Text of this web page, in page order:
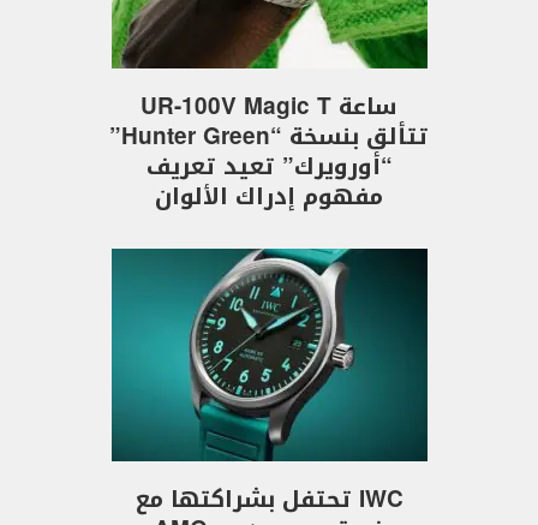
ساعة UR-100V Magic T
تتألق بنسخة “Hunter Green”
“أورويرك” تعيد تعريف
مفهوم إدراك الألوان
IWC تحتفل بشراكتها مع